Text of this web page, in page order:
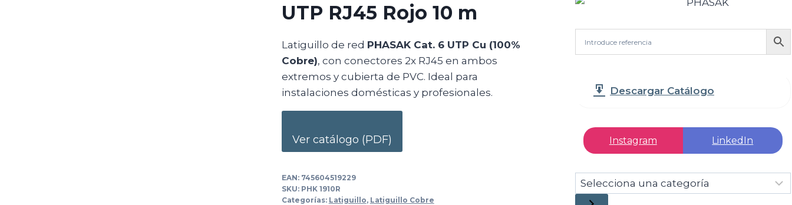
UTP RJ45 Rojo 10 m
Latiguillo de red PHASAK Cat. 6 UTP Cu (100%
Cobre), con conectores 2x RJ45 en ambos
extremos y cubierta de PVC. Ideal para
instalaciones domésticas y profesionales.
Ver catálogo (PDF)
EAN: 745604519229
SKU: PHK 1910R
Categorías: Latiguillo, Latiguillo Cobre
Descargar Catálogo
Instagram LinkedIn
Selecciona
una